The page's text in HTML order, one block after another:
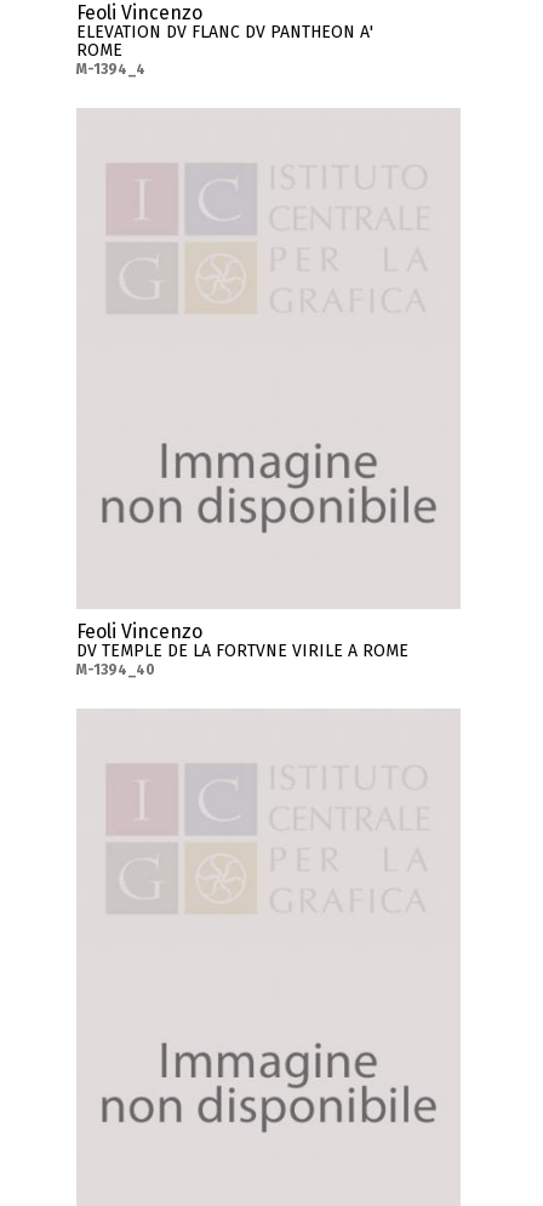
Feoli Vincenzo
ELEVATION DV FLANC DV PANTHEON A'
ROME
M-1394_4
Feoli Vincenzo
DV TEMPLE DE LA FORTVNE VIRILE A ROME
M-1394_40